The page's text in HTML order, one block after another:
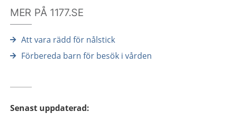
MER PÅ 1177.SE
Att vara rädd för nålstick
Förbereda barn för besök i vården
Senast uppdaterad: